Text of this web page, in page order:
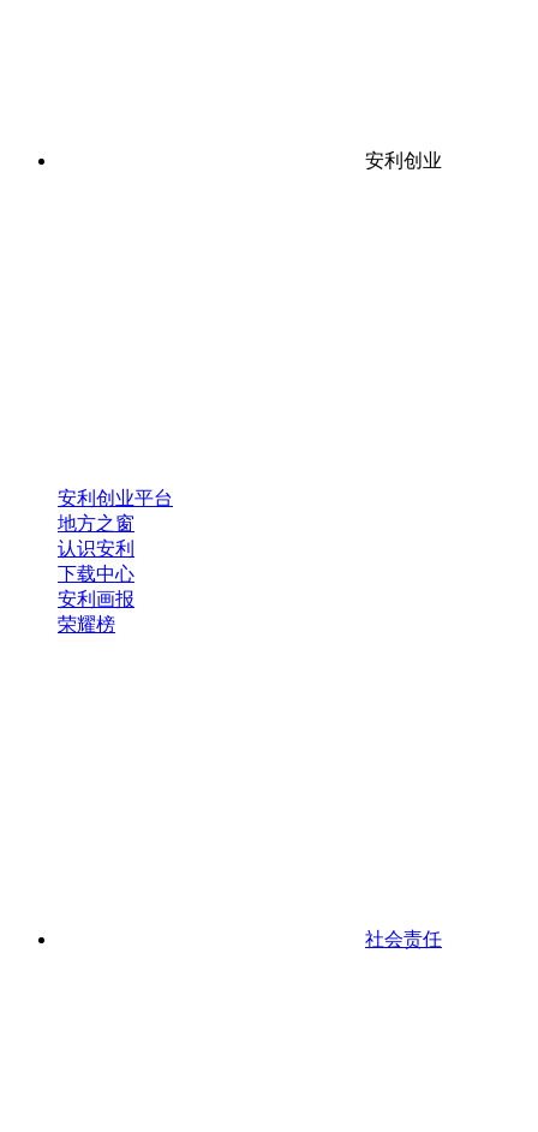
安利创业
安利创业平台
地方之窗
认识安利
下载中心
安利画报
荣耀榜
社会责任